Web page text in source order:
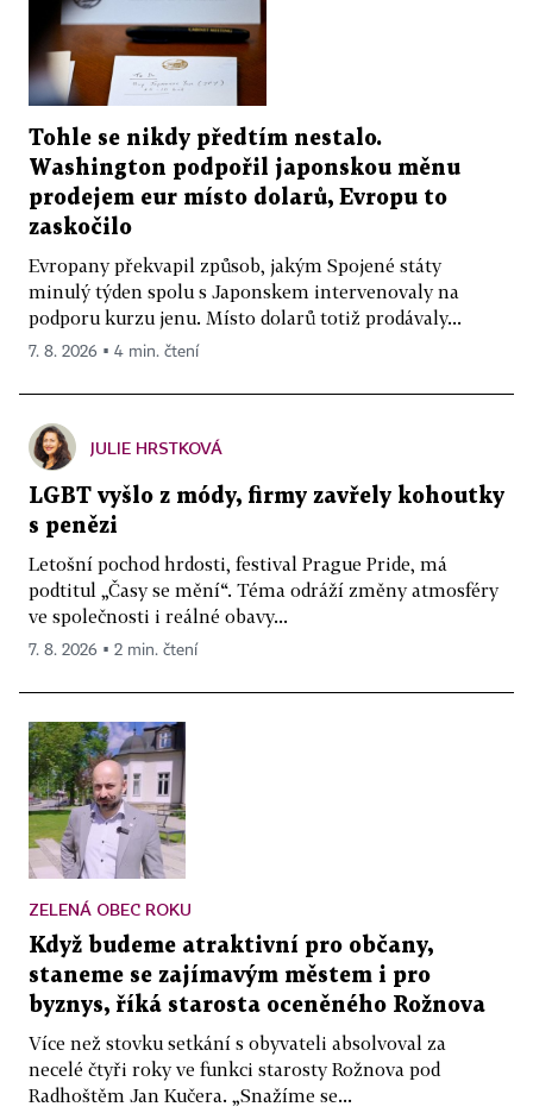
Tohle se nikdy předtím nestalo.
Washington podpořil japonskou měnu
prodejem eur místo dolarů, Evropu to
zaskočilo
Evropany překvapil způsob, jakým Spojené státy
minulý týden spolu s Japonskem intervenovaly na
podporu kurzu jenu. Místo dolarů totiž prodávaly...
7. 8. 2026 ▪ 4 min. čtení
JULIE HRSTKOVÁ
LGBT vyšlo z módy, firmy zavřely kohoutky
s penězi
Letošní pochod hrdosti, festival Prague Pride, má
podtitul „Časy se mění“. Téma odráží změny atmosféry
ve společnosti i reálné obavy...
7. 8. 2026 ▪ 2 min. čtení
ZELENÁ OBEC ROKU
Když budeme atraktivní pro občany,
staneme se zajímavým městem i pro
byznys, říká starosta oceněného Rožnova
Více než stovku setkání s obyvateli absolvoval za
necelé čtyři roky ve funkci starosty Rožnova pod
Radhoštěm Jan Kučera. „Snažíme se...